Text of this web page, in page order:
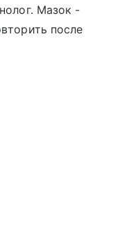
Мазок -
после